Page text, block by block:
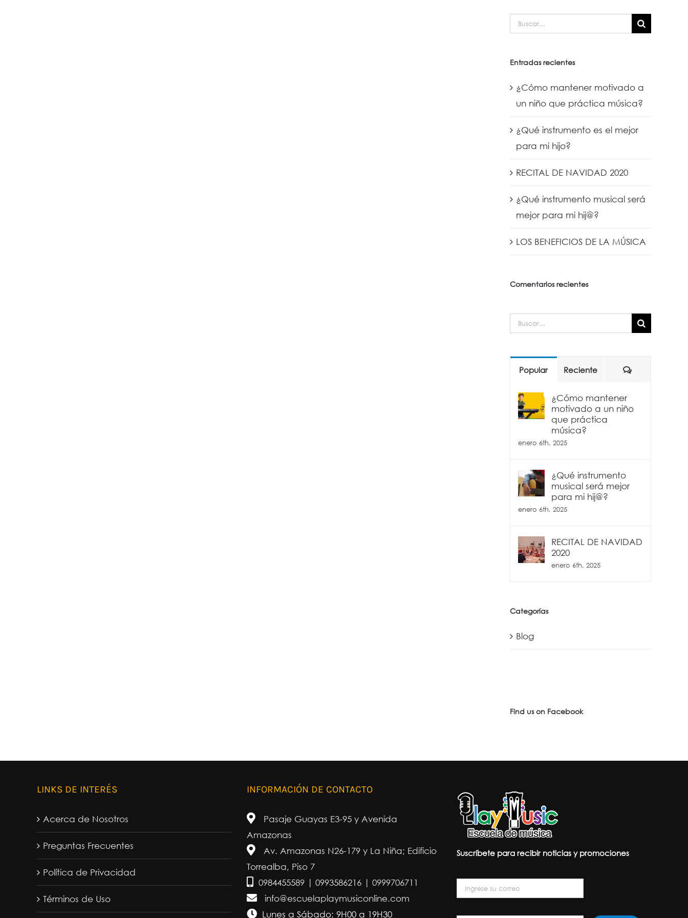
Buscar:
Entradas recientes
¿Cómo mantener motivado a
un niño que práctica música?
¿Qué instrumento es el mejor
para mi hijo?
RECITAL DE NAVIDAD 2020
¿Qué instrumento musical será
mejor para mi hij@?
LOS BENEFICIOS DE LA MÚSICA
Comentarios recientes
Buscar:
Popular Reciente Comentarios
¿Cómo mantener
motivado a un niño
que práctica
música?
enero 6th, 2025
¿Qué instrumento
musical será mejor
para mi hij@?
enero 6th, 2025
RECITAL DE NAVIDAD
2020
enero 6th, 2025
Categorías
Blog
Find us on Facebook
LINKS DE INTERÉS
Acerca de Nosotros
Preguntas Frecuentes
Política de Privacidad
Términos de Uso
INFORMACIÓN DE CONTACTO
Pasaje Guayas E3-95 y Avenida
Amazonas
Av. Amazonas N26-179 y La Niña; Edificio
Torrealba, Piso 7
0984455589 | 0993586216 | 0999706711
info@escuelaplaymusiconline.com
Lunes a Sábado: 9H00 a 19H30
Suscríbete para recibir noticias y promociones